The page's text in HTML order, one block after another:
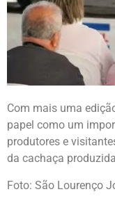
Com mais uma
papel como um
produtores e
da cachaça
Foto: São Lourenço